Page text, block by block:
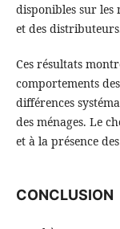
disponibles sur les
et des
Ces résultats
comportements
différences
des ménages. Le
et à la présence
CONCLUSION